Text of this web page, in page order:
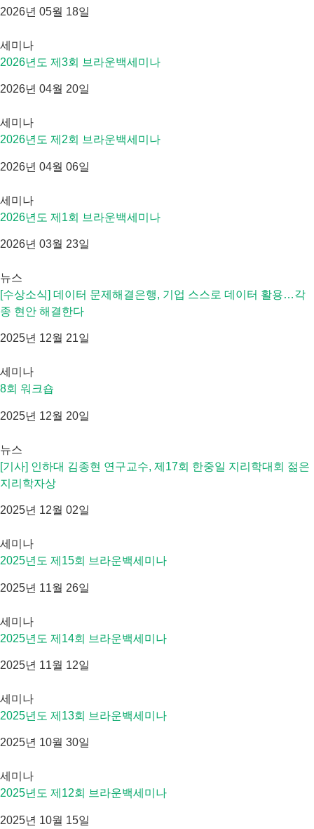
2026년 05월 18일
세미나
2026년도 제3회 브라운백세미나
2026년 04월 20일
세미나
2026년도 제2회 브라운백세미나
2026년 04월 06일
세미나
2026년도 제1회 브라운백세미나
2026년 03월 23일
뉴스
[수상소식] 데이터 문제해결은행, 기업 스스로 데이터 활용…각
종 현안 해결한다
2025년 12월 21일
세미나
8회 워크숍
2025년 12월 20일
뉴스
[기사] 인하대 김종현 연구교수, 제17회 한중일 지리학대회 젊은
지리학자상
2025년 12월 02일
세미나
2025년도 제15회 브라운백세미나
2025년 11월 26일
세미나
2025년도 제14회 브라운백세미나
2025년 11월 12일
세미나
2025년도 제13회 브라운백세미나
2025년 10월 30일
세미나
2025년도 제12회 브라운백세미나
2025년 10월 15일